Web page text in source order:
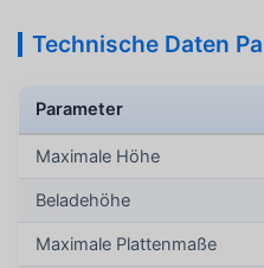
Technische Daten
Parameter
Maximale Höhe
Beladehöhe
Maximale Plattenmaße